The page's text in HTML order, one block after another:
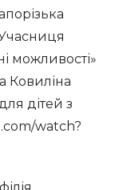
можливості»
Ковиліна
дітей з
watch?